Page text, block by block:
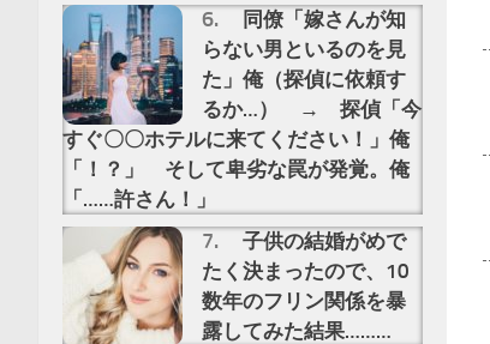
同僚「嫁さんが知
らない男といるのを見
た」俺（探偵に依頼す
るか…） → 探偵「今
すぐ〇〇ホテルに来てください！」俺
「！？」 そして卑劣な罠が発覚。俺
「……許さん！」
子供の結婚がめで
たく決まったので、10
数年のフリン関係を暴
露してみた結果………